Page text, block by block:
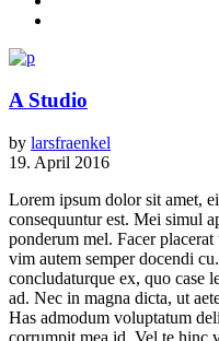
A Studio
by larsfraenkel
19. April 2016
Lorem ipsum dolor sit amet,
consequuntur est. Mei simul
ponderum mel. Facer
vim autem semper docendi
concludaturque ex, quo case
ad. Nec in magna dicta, ut
Has admodum voluptatum
corrumpit mea id. Vel te hinc